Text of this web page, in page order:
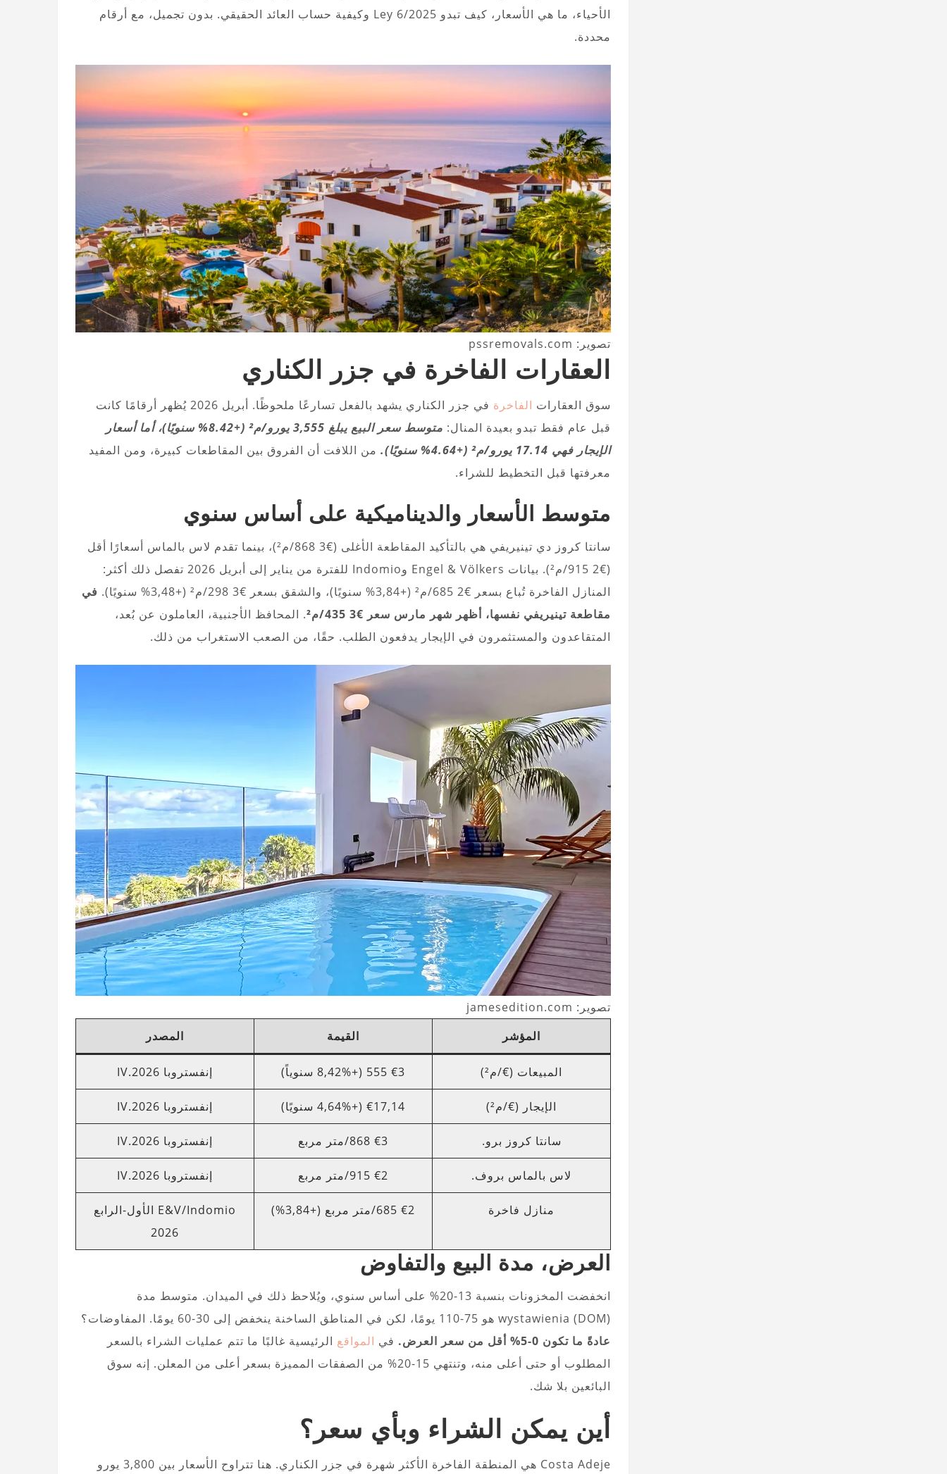
الأحياء، ما هي الأسعار، كيف تبدو Ley 6/2025 وكيفية حساب العائد الحقيقي. بدون تجميل، مع أرقام
محددة.
تصوير: pssremovals.com
العقارات الفاخرة في جزر الكناري
سوق العقارات الفاخرة
في جزر الكناري يشهد بالفعل تسارعًا ملحوظًا. أبريل 2026 يُظهر أرقامًا كانت
قبل عام فقط تبدو بعيدة المنال:
متوسط سعر البيع يبلغ 3,555 يورو/م² (+8.42% سنويًا)، أما أسعار
الإيجار فهي 17.14 يورو/م² (+4.64% سنويًا).
من اللافت أن الفروق بين المقاطعات كبيرة، ومن المفيد
معرفتها قبل التخطيط للشراء.
متوسط الأسعار والديناميكية على أساس سنوي
سانتا كروز دي تينيريفي هي بالتأكيد المقاطعة الأغلى (€3 868/م²)، بينما تقدم لاس بالماس أسعارًا أقل
(€2 915/م²). بيانات Engel & Völkers وIndomio للفترة من يناير إلى أبريل 2026 تفصل ذلك أكثر:
المنازل الفاخرة تُباع بسعر €2 685/م² (+3,84% سنويًا)، والشقق بسعر €3 298/م² (+3,48% سنويًا).
في
مقاطعة تينيريفي نفسها، أظهر شهر مارس سعر €3 435/م²
. المحافظ الأجنبية، العاملون عن بُعد،
المتقاعدون والمستثمرون في الإيجار يدفعون الطلب. حقًا، من الصعب الاستغراب من ذلك.
تصوير: jamesedition.com
المؤشر
القيمة المصدر
المبيعات (€/م²) €3 555 (+8,42% سنوياً) إنفستروبا IV.2026
الإيجار (€/م²) €17,14 (+4,64% سنويًا) إنفستروبا IV.2026
سانتا كروز برو. €3 868/متر مربع إنفستروبا IV.2026
لاس بالماس بروف. €2 915/متر مربع إنفستروبا IV.2026
منازل فاخرة €2 685/متر مربع (+3,84%)
E&V/Indomio الأول-الرابع
2026
العرض، مدة البيع والتفاوض
انخفضت المخزونات بنسبة 13-20% على أساس سنوي، ويُلاحظ ذلك في الميدان. متوسط مدة
wystawienia (DOM) هو 75-110 يومًا، لكن في المناطق الساخنة ينخفض إلى 30-60 يومًا. المفاوضات؟
عادةً ما تكون 0-5% أقل من سعر العرض.
في المواقع الرئيسية غالبًا ما تتم عمليات الشراء بالسعر
المطلوب أو حتى أعلى منه، وتنتهي 15-20% من الصفقات المميزة بسعر أعلى من المعلن. إنه سوق
البائعين بلا شك.
أين يمكن الشراء وبأي سعر؟
Costa Adeje هي المنطقة الفاخرة الأكثر شهرة في جزر الكناري. هنا تتراوح الأسعار بين 3,800 يورو